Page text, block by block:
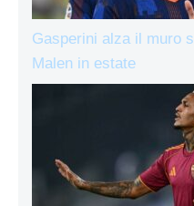
Gasperini alza il muro
Malen in estate